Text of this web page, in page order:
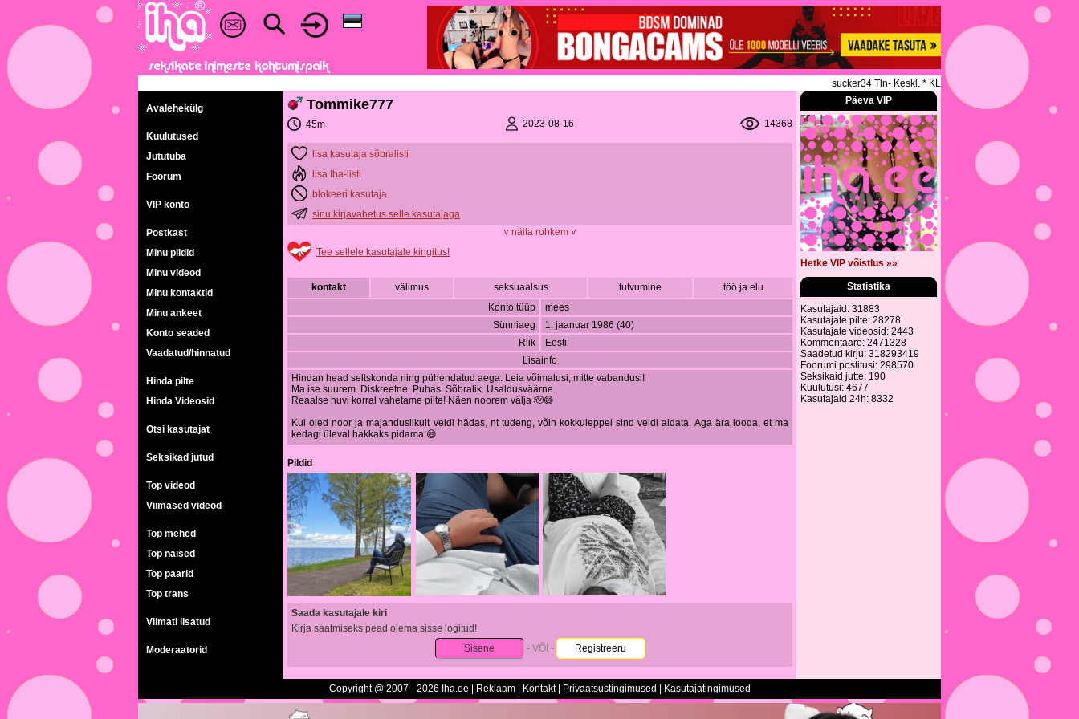
sucker34 Tln- Keskl. * KLASSIKALINE *
Avalehekülg
Kuulutused
Jututuba
Foorum
VIP konto
Postkast
Minu pildid
Minu videod
Minu kontaktid
Minu ankeet
Konto seaded
Vaadatud/hinnatud
Hinda pilte
Hinda Videosid
Otsi kasutajat
Seksikad jutud
Top videod
Viimased videod
Top mehed
Top naised
Top paarid
Top trans
Viimati lisatud
Moderaatorid
Tommike777
45m 2023-08-16 14368
lisa kasutaja sõbralisti
lisa Iha-listi
blokeeri kasutaja
sinu kirjavahetus selle kasutajaga
˅ näita rohkem ˅
Tee sellele kasutajale kingitus!
kontakt välimus seksuaalsus tutvumine
töö ja elu
Konto tüüp
mees
Sünniaeg
1. jaanuar 1986 (40)
Riik
Eesti
Lisainfo
Hindan head seltskonda ning pühendatud aega. Leia võimalusi, mitte vabandusi!
Ma ise suurem. Diskreetne. Puhas. Sõbralik. Usaldusväärne.
Reaalse huvi korral vahetame pilte! Näen noorem välja 🫡😅
Kui oled noor ja majanduslikult veidi hädas, nt tudeng, võin kokkuleppel sind veidi aidata. Aga ära looda, et ma
kedagi üleval hakkaks pidama 😅
Pildid
Saada kasutajale kiri
Kirja saatmiseks pead olema sisse logitud!
Sisene
- VÕI - Registreeru
Päeva VIP
Hetke VIP võistlus »»
Statistika
Kasutajaid: 31883
Kasutajate pilte: 28278
Kasutajate videosid: 2443
Kommentaare: 2471328
Saadetud kirju: 318293419
Foorumi postitusi: 298570
Seksikaid jutte: 190
Kuulutusi: 4677
Kasutajaid 24h: 8332
Copyright @ 2007 - 2026 Iha.ee | Reklaam| Kontakt| Privaatsustingimused Kasutajatingimused